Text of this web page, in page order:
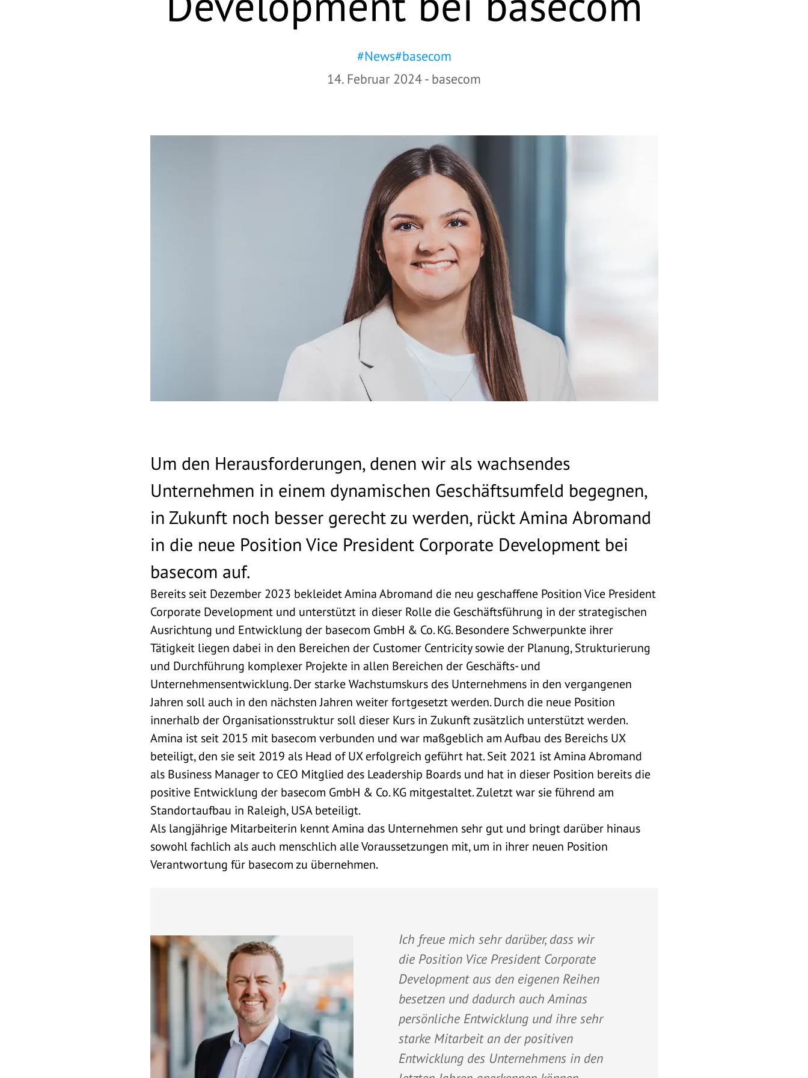
#News#basecom
14. Februar 2024- basecom
Um den Herausforderungen, denen wir als wachsendes
Unternehmen in einem dynamischen Geschäftsumfeld begegnen,
in Zukunft noch besser gerecht zu werden, rückt Amina Abromand
in die neue Position Vice President Corporate Development bei
basecom auf.
Bereits seit Dezember 2023 bekleidet Amina Abromand die neu geschaffene Position Vice President
Corporate Development und unterstützt in dieser Rolle die Geschäftsführung in der strategischen
Ausrichtung und Entwicklung der basecom GmbH & Co. KG. Besondere Schwerpunkte ihrer
Tätigkeit liegen dabei in den Bereichen der Customer Centricity sowie der Planung, Strukturierung
und Durchführung komplexer Projekte in allen Bereichen der Geschäfts- und
Unternehmensentwicklung. Der starke Wachstumskurs des Unternehmens in den vergangenen
Jahren soll auch in den nächsten Jahren weiter fortgesetzt werden. Durch die neue Position
innerhalb der Organisationsstruktur soll dieser Kurs in Zukunft zusätzlich unterstützt werden.
Amina ist seit 2015 mit basecom verbunden und war maßgeblich am Aufbau des Bereichs UX
beteiligt, den sie seit 2019 als Head of UX erfolgreich geführt hat. Seit 2021 ist Amina Abromand
als Business Manager to CEO Mitglied des Leadership Boards und hat in dieser Position bereits die
positive Entwicklung der basecom GmbH & Co. KG mitgestaltet. Zuletzt war sie führend am
Standortaufbau in Raleigh, USA beteiligt.
Als langjährige Mitarbeiterin kennt Amina das Unternehmen sehr gut und bringt darüber hinaus
sowohl fachlich als auch menschlich alle Voraussetzungen mit, um in ihrer neuen Position
Verantwortung für basecom zu übernehmen.
Ich freue mich sehr darüber, dass wir
die Position Vice President Corporate
Development aus den eigenen Reihen
besetzen und dadurch auch Aminas
persönliche Entwicklung und ihre sehr
starke Mitarbeit an der positiven
Entwicklung des Unternehmens in den